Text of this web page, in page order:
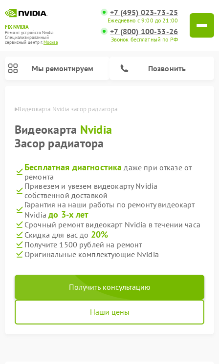
FIX-NVIDIA
Ремонт устройств Nvidia
Специализированный
cервисный центр г.Москва
+7 (495) 023-73-25
Ежедневно с 9:00 до 21:00
+7 (800) 100-33-26
Звонок бесплатный по РФ
Мы ремонтируем Позвонить
Видеокарта Nvidia засор радиатора
Видеокарта Nvidia
Засор радиатора
Бесплатная диагностика даже при отказе от
ремонта
Привезем и увезем видеокарту Nvidia
собственной доставкой
Гарантия на наши работы по ремонту видеокарт
Nvidiaдо 3-х лет
Срочный ремонт видеокарт Nvidia в течении часа
Скидка для вас до 20%
Получите 1500 рублей на ремонт
Оригинальные комплектующие Nvidia
Получить консультацию
Наши цены